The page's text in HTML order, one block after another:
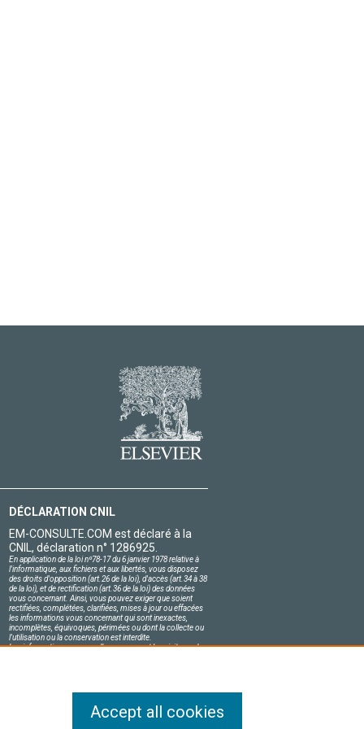
DÉCLARATION CNIL
EM-CONSULTE.COM est déclaré à la
CNIL, déclaration n° 1286925.
En application de la loi nº78-17 du 6 janvier 1978 relative à
l'informatique, aux fichiers et aux libertés, vous disposez
des droits d'opposition (art.26 de la loi), d'accès (art.34 à 38
de la loi), et de rectification (art.36 de la loi) des données
vous concernant. Ainsi, vous pouvez exiger que soient
rectifiées, complétées, clarifiées, mises à jour ou effacées
les informations vous concernant qui sont inexactes,
incomplètes, équivoques, périmées ou dont la collecte ou
l'utilisation ou la conservation est interdite.
Les informations personnelles concernant les visiteurs de
Accept all cookies